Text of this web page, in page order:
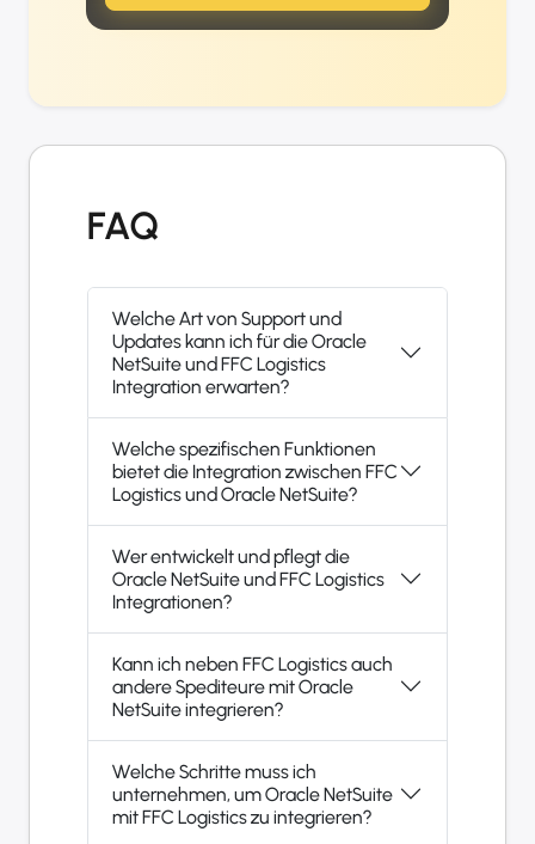
FAQ
Welche Art von Support und
Updates kann ich für die Oracle
NetSuite und FFC Logistics
Integration erwarten?
Welche spezifischen Funktionen
bietet die Integration zwischen FFC
Logistics und Oracle NetSuite?
Wer entwickelt und pflegt die
Oracle NetSuite und FFC Logistics
Integrationen?
Kann ich neben FFC Logistics auch
andere Spediteure mit Oracle
NetSuite integrieren?
Welche Schritte muss ich
unternehmen, um Oracle NetSuite
mit FFC Logistics zu integrieren?